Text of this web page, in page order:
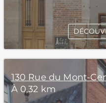
130 Rue du Mont-
À 0,32 km